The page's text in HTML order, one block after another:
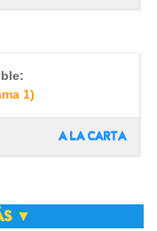
1)
A LA CARTA
con▼